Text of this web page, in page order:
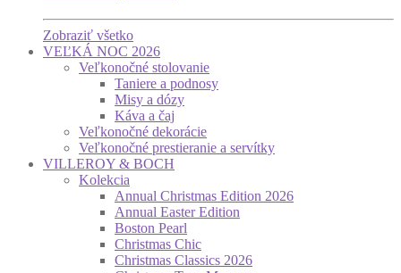
Zobraziť všetko
VEĽKÁ NOC 2026
Veľkonočné stolovanie
Taniere a podnosy
Misy a dózy
Káva a čaj
Veľkonočné dekorácie
Veľkonočné prestieranie a servítky
VILLEROY & BOCH
Kolekcia
Annual Christmas Edition 2026
Annual Easter Edition
Boston Pearl
Christmas Chic
Christmas Classics 2026